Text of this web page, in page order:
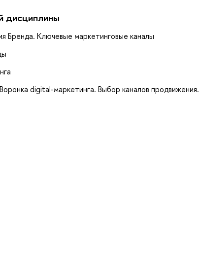
дисциплины
Бренда. Ключевые маркетинговые каналы
digital-маркетинга. Выбор каналов продвижения.